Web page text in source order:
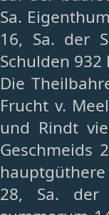
Sa.
16, Sa. der
Schulden
Die
Frucht v.
und Rindt
Geschmeids
28, Sa. der